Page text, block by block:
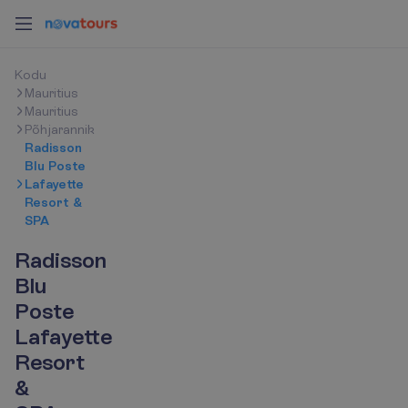
Kodu
Mauritius
Mauritius
Põhjarannik
Radisson
Blu Poste
Lafayette
Resort &
SPA
Radisson
Blu
Poste
Lafayette
Resort
&